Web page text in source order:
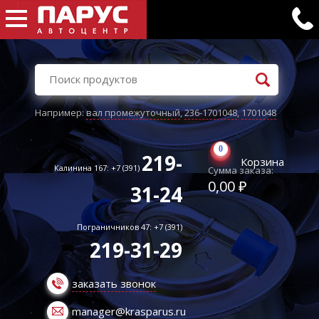
Например:вал промежуточный,236-1701048,1701048
Калинина 167: +7 (391) 219-
31-24
Пограничников 47: +7 (391)
219-31-29
заказать звонок
manager@krasparus.ru
0
Корзина
Сумма заказа:
0,00 ₽